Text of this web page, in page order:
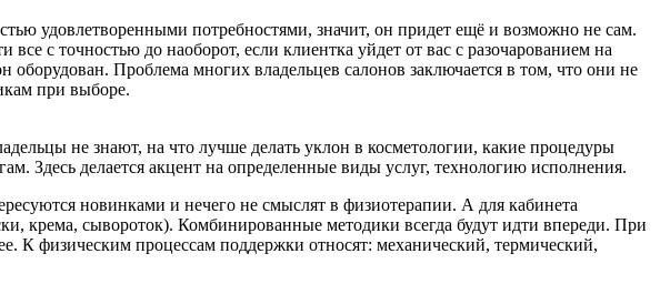
удовлетворенными потребностями, значит, он придет ещё и возможно не сам.
с точностью до наоборот, если клиентка уйдет от вас с разочарованием на
оборудован. Проблема многих владельцев салонов заключается в том, что они не
при выборе.
не знают, на что лучше делать уклон в косметологии, какие процедуры
Здесь делается акцент на определенные виды услуг, технологию исполнения.
новинками и нечего не смыслят в физиотерапии. А для кабинета
крема, сывороток). Комбинированные методики всегда будут идти впереди. При
К физическим процессам поддержки относят: механический, термический,